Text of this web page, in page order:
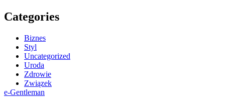
Categories
Biznes
Styl
Uncategorized
Uroda
Zdrowie
Związek
e-Gentleman